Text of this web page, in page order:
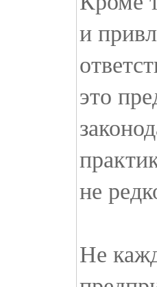
и
это
не
Не